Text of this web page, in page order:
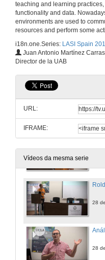
teaching and learning
functionality and data.
environments are used to
resources and perform some
i18n.one.Series: LASI Spain
Juan Antonio Martínez
Director de la UAB
URL:
IFRAME:
Vídeos da mesma serie
28
28
28
28